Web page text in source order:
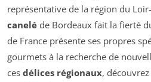
représentative de la région du
canelé de Bordeaux fait la fierté
de France présente ses propres
gourmets à la recherche de
ces délices régionaux,